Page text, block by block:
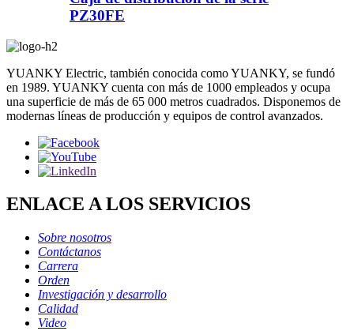
PZ30FE
YUANKY Electric, también conocida como YUANKY, se fundó
en 1989. YUANKY cuenta con más de 1000 empleados y ocupa
una superficie de más de 65 000 metros cuadrados. Disponemos de
modernas líneas de producción y equipos de control avanzados.
ENLACE A LOS SERVICIOS
Sobre nosotros
Contáctanos
Carrera
Orden
Investigación y desarrollo
Calidad
Video